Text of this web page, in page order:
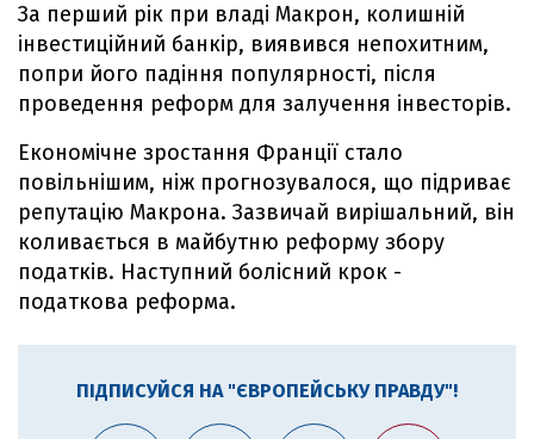
За перший рік при владі Макрон, колишній
інвестиційний банкір, виявився непохитним,
попри його падіння популярності, після
проведення реформ для залучення інвесторів.
Економічне зростання Франції стало
повільнішим, ніж прогнозувалося, що підриває
репутацію Макрона. Зазвичай вирішальний, він
коливається в майбутню реформу збору
податків. Наступний болісний крок -
податкова реформа.
ПІДПИСУЙСЯ НА "ЄВРОПЕЙСЬКУ ПРАВДУ"!